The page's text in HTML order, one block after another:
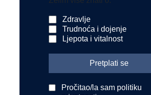
Zdravlje
Trudnoća i dojenje
Ljepota i vitalnost
Pročitao/la sam politiku